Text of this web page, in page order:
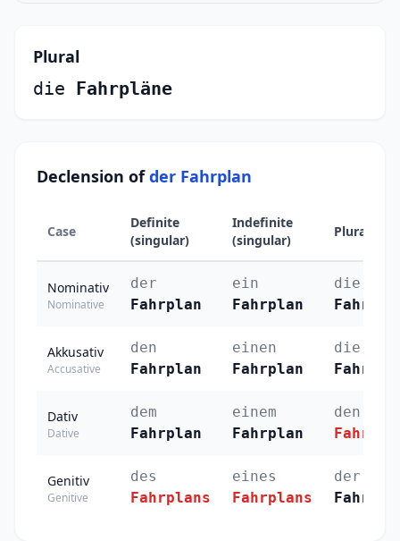
Plural
die Fahrpläne
Declension ofder Fahrplan
Case
Definite
(singular)
Indefinite
(singular)
Plural
Nominativ
Nominative
der
Fahrplan
ein
Fahrplan
die
Akkusativ
Accusative
den
Fahrplan
einen
Fahrplan
die
Dativ
Dative
dem
Fahrplan
einem
Fahrplan
den
Genitiv
Genitive
des
Fahrplans
eines
Fahrplans
der